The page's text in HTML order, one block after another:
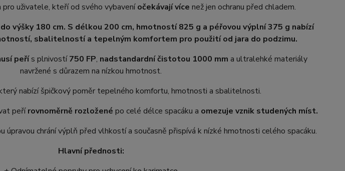
pro uživatele, kteří od svého vybaveníočekávají více než jen ochranu před chladem.
výšky 180 cm. S délkou 200 cm, hmotností 825 g a péřovou výplní 375 g nabízí
sbalitelností a tepelným komfortem pro použití od jara do podzimu.
peřís plnivostí750 FP, nadstandardní čistotou 1000 mm a ultralehké materiály
navržené s důrazem na nízkou hmotnost.
nabízí špičkový poměr tepelného komfortu, hmotnosti a sbalitelnosti.
peřírovnoměrně rozložené po celé délce spacáku a omezuje vznik studených míst.
úpravou chrání výplň před vlhkostí a současně přispívá k nízké hmotnosti celého spacáku.
Hlavní přednosti: